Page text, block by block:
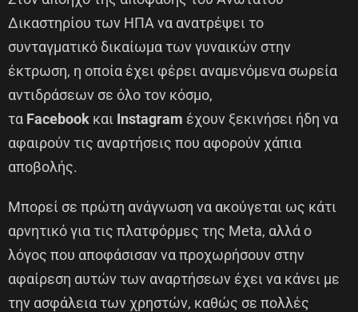
Δικαστηρίου των ΗΠΑ να ανατρέψει το
συνταγματικό δικαίωμα των γυναικών στην
έκτρωση, η οποία έχει φέρει αναμενόμενα σωρεία
αντιδράσεων σε όλο τον κόσμο,
τα Facebook και Instagram έχουν ξεκινήσει ήδη να
αφαιρούν τις αναρτήσεις που αφορούν χάπια
αποβολής.
Μπορεί σε πρώτη ανάγνωση να ακούγεται ως κάτι
αρνητικό για τις πλατφόρμες της Meta, αλλά ο
λόγος που αποφάσισαν να προχωρήσουν στην
αφαίρεση αυτών των αναρτήσεων έχει να κάνει με
την ασφάλεια των χρηστών, καθώς σε πολλές